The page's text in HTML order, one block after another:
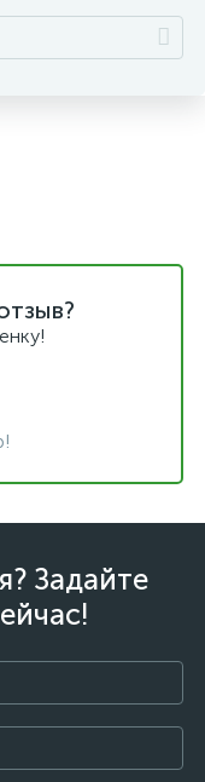
Задайте